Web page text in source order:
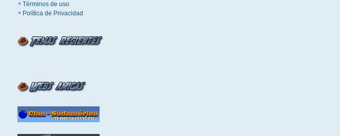
Términos de uso
Política de Privacidad